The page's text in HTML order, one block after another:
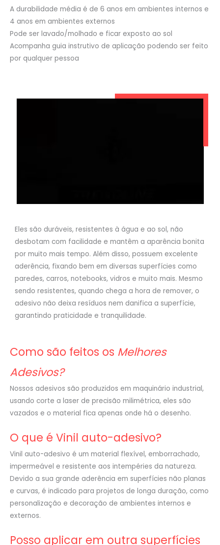
A durabilidade média é de 6 anos em ambientes internos e
4 anos em ambientes externos
Pode ser lavado/molhado e ficar exposto ao sol
Acompanha guia instrutivo de aplicação podendo ser feito
por qualquer pessoa
Eles são duráveis, resistentes à água e ao sol, não
desbotam com facilidade e mantêm a aparência bonita
por muito mais tempo. Além disso, possuem excelente
aderência, fixando bem em diversas superfícies como
paredes, carros, notebooks, vidros e muito mais. Mesmo
sendo resistentes, quando chega a hora de remover, o
adesivo não deixa resíduos nem danifica a superfície,
garantindo praticidade e tranquilidade.
Como são feitos os Melhores
Adesivos?
Nossos adesivos são produzidos em maquinário industrial,
usando corte a laser de precisão milimétrica, eles são
vazados e o material fica apenas onde há o desenho.
O que é Vinil auto-adesivo?
Vinil auto-adesivo é um material flexível, emborrachado,
impermeável e resistente aos intempéries da natureza.
Devido a sua grande aderência em superfícies não planas
e curvas, é indicado para projetos de longa duração, como
personalização e decoração de ambientes internos e
externos.
Posso aplicar em outra superfícies